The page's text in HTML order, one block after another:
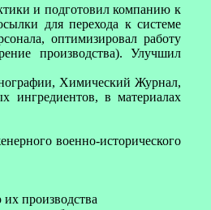
и подготовил компанию к
для перехода к системе
оптимизировал работу
производства). Улучшил
Химический Журнал,
в материалах
военно-исторического
производства